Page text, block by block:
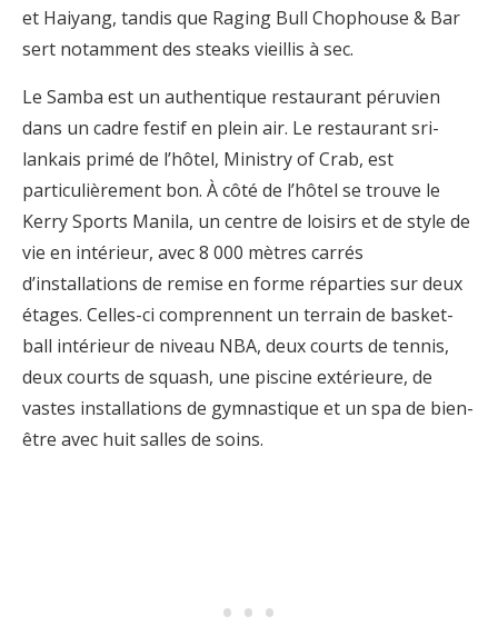
et Haiyang, tandis que Raging Bull Chophouse & Bar
sert notamment des steaks vieillis à sec.
Le Samba est un authentique restaurant péruvien
dans un cadre festif en plein air. Le restaurant sri-
lankais primé de l’hôtel, Ministry of Crab, est
particulièrement bon. À côté de l’hôtel se trouve le
Kerry Sports Manila, un centre de loisirs et de style de
vie en intérieur, avec 8 000 mètres carrés
d’installations de remise en forme réparties sur deux
étages. Celles-ci comprennent un terrain de basket-
ball intérieur de niveau NBA, deux courts de tennis,
deux courts de squash, une piscine extérieure, de
vastes installations de gymnastique et un spa de bien-
être avec huit salles de soins.